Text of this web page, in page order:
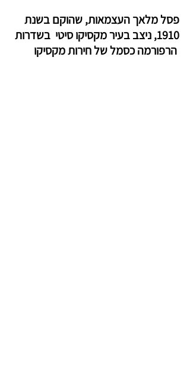
פסל מלאך העצמאות, שהוקם בשנת
1910, ניצב בעיר מקסיקו סיטי  בשדרות
הרפורמה כסמל של חירות מקסיקו